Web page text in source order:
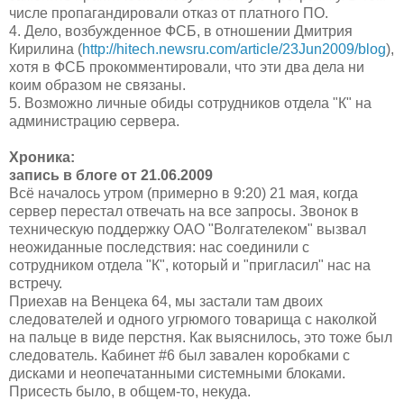
числе пропагандировали отказ от платного ПО.
4. Дело, возбужденное ФСБ, в отношении Дмитрия
Кирилина (http://hitech.newsru.com/article/23Jun2009/blog),
хотя в ФСБ прокомментировали, что эти два дела ни
коим образом не связаны.
5. Возможно личные обиды сотрудников отдела "К" на
администрацию сервера.
Хроника:
запись в блоге от 21.06.2009
Всё началось утром (примерно в 9:20) 21 мая, когда
сервер перестал отвечать на все запросы. Звонок в
техническую поддержку ОАО "Волгателеком" вызвал
неожиданные последствия: нас соединили с
сотрудником отдела "К", который и "пригласил" нас на
встречу.
Приехав на Венцека 64, мы застали там двоих
следователей и одного угрюмого товарища с наколкой
на пальце в виде перстня. Как выяснилось, это тоже был
следователь. Кабинет #6 был завален коробками с
дисками и неопечатанными системными блоками.
Присесть было, в общем-то, некуда.